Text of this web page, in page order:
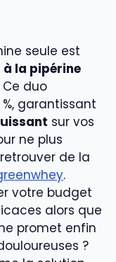
seule est
à la pipérine
duo
garantissant
sur vos
ne plus
de la
.
votre budget
alors que
promet enfin
?